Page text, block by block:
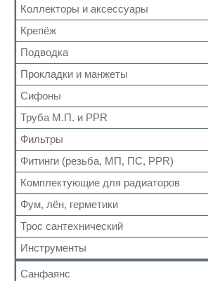
Коллекторы и аксессуары
Аксессуары для коллекторов
Коллекторные группы
Коллекторы
Крепёж
Для труб
Для радиатора
Прочий
Подводка
Газ
Газ сильфон
Вода
Вода сильфон
Вода гигант
к смесителю
к смесителю сильфон
Медь
Шланги для стиральных и посудомоечных
машин
Прокладки и манжеты
Прокладки
Для радиаторов
Сальники
Манжеты для канализационных труб
Наборы
Сифоны
Выпуск
Донный клапан
Колено
Сифон
Обвязка для ванн
Трапы
Трубка
Гофра для сифона
Труба М.П. и PPR
Металлопластиковая
Полипропиленовая
Фильтры
Для обратного клапана
Косой
Прямой
Самопромывной
Другие
Фитинги (резьба, МП, ПС, PPR)
Резьбовые
Для МП труб
Для PPR труб
Для полотенцесушителей
Комплектующие для радиаторов
Наборы
Комплектующие
Краны Маевского
Кронштейны
Фум, лён, герметики
ФУМ
Нить
Лён
Трос сантехнический
Инструменты
Санфаянс